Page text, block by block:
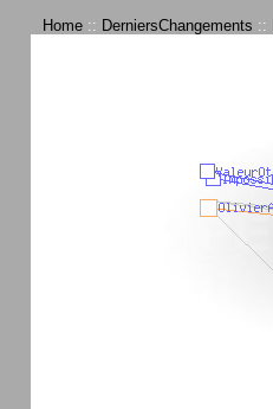
Home :: DerniersChangements ::